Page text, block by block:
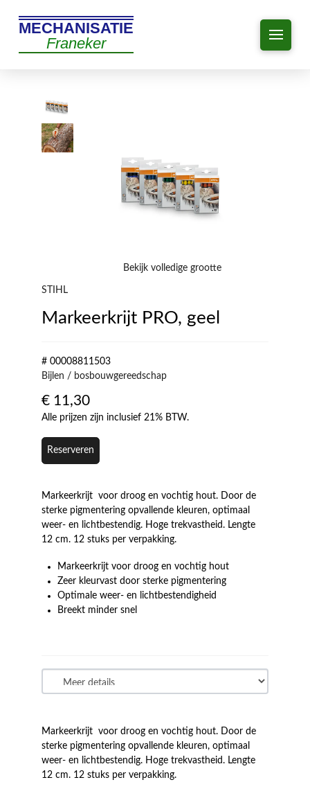
MECHANISATIE
Franeker
Bekijk volledige grootte
STIHL
Markeerkrijt PRO, geel
# 00008811503
Bijlen / bosbouwgereedschap
€ 11,30
Alle prijzen zijn inclusief 21% BTW.
Reserveren
Markeerkrijt voor droog en vochtig hout. Door de
sterke pigmentering opvallende kleuren, optimaal
weer- en lichtbestendig. Hoge trekvastheid. Lengte
12 cm. 12 stuks per verpakking.
Markeerkrijt voor droog en vochtig hout
Zeer kleurvast door sterke pigmentering
Optimale weer- en lichtbestendigheid
Breekt minder snel
Markeerkrijt voor droog en vochtig hout. Door de
sterke pigmentering opvallende kleuren, optimaal
weer- en lichtbestendig. Hoge trekvastheid. Lengte
12 cm. 12 stuks per verpakking.